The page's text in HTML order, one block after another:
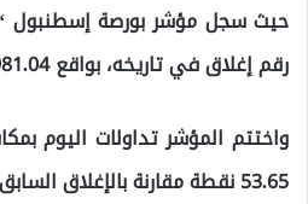
رقم إغلاق في تاريخه، بواقع 1.981.04 نقطة.
53.65 نقطة مقارنة بالإغلاق السابق.